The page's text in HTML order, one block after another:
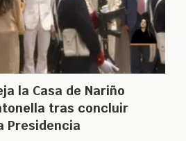
la Casa de Nariño
tras concluir
Presidencia